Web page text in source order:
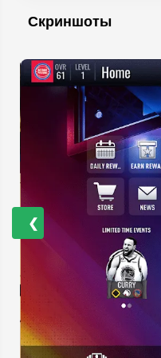
Скриншоты
❮